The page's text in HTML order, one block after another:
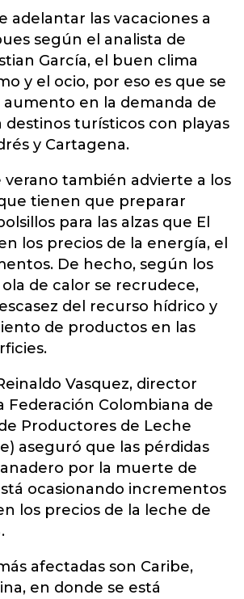
adelantar las vacaciones a
según el analista de
García, el buen clima
y el ocio, por eso es que se
aumento en la demanda de
destinos turísticos con playas
y Cartagena.
también advierte a los
tienen que preparar
para las alzas que El
los precios de la energía, el
De hecho, según los
de calor se recrudece,
del recurso hídrico y
de productos en las
Vasquez, director
Federación Colombiana de
Productores de Leche
aseguró que las pérdidas
por la muerte de
ocasionando incrementos
los precios de la leche de
afectadas son Caribe,
en donde se está